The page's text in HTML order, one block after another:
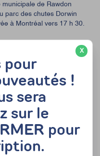
X
pour
!
sera
sur le
pour
de Rawdon
parc des chutes Dorwin
à Montréal vers 17 h 30.